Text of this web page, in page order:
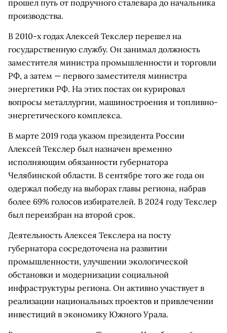
прошел путь от подручного сталевара до начальника
производства.
В 2010-х годах Алексей Текслер перешел на
государственную службу. Он занимал должность
заместителя министра промышленности и торговли
РФ, а затем — первого заместителя министра
энергетики РФ. На этих постах он курировал
вопросы металлургии, машиностроения и топливно-
энергетического комплекса.
В марте 2019 года указом президента России
Алексей Текслер был назначен временно
исполняющим обязанности губернатора
Челябинской области. В сентябре того же года он
одержал победу на выборах главы региона, набрав
более 69% голосов избирателей. В 2024 году Текслер
был переизбран на второй срок.
Деятельность Алексея Текслера на посту
губернатора сосредоточена на развитии
промышленности, улучшении экологической
обстановки и модернизации социальной
инфраструктуры региона. Он активно участвует в
реализации национальных проектов и привлечении
инвестиций в экономику Южного Урала.